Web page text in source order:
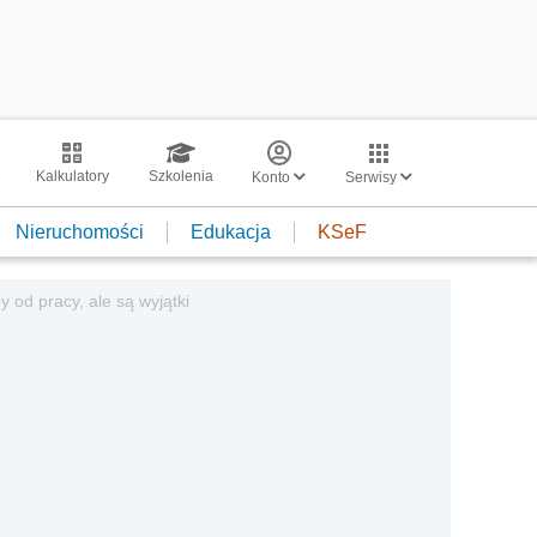
Kalkulatory Szkolenia Konto Serwisy
Nieruchomości Edukacja KSeF
od pracy, ale są wyjątki